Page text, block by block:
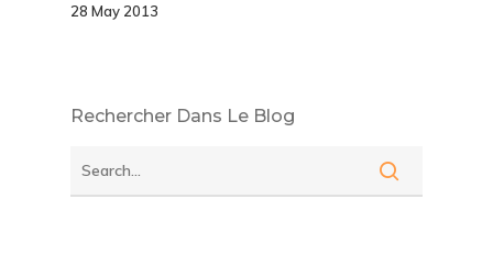
28 May 2013
Rechercher Dans Le Blog